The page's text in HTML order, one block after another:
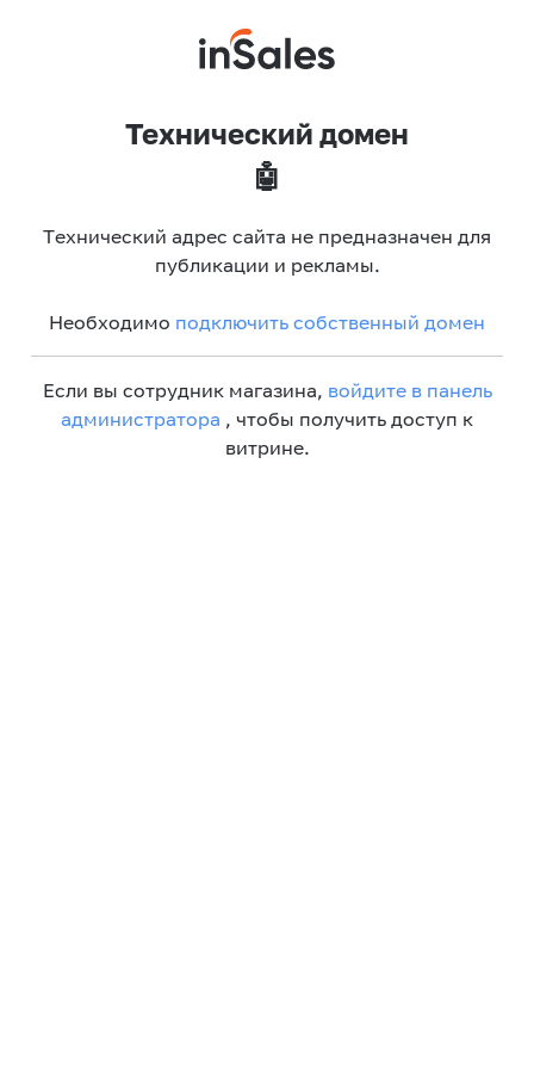
Технический домен
🤖
Технический адрес сайта не предназначен для
публикации и рекламы.
Необходимо подключить собственный домен
Если вы сотрудник магазина, войдите в панель
администратора , чтобы получить доступ к
витрине.